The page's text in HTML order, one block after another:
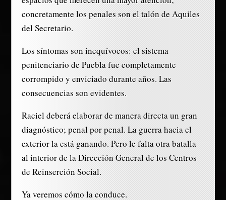
concretamente los penales son el talón de Aquiles
del Secretario.
Los síntomas son inequívocos: el sistema
penitenciario de Puebla fue completamente
corrompido y enviciado durante años. Las
consecuencias son evidentes.
Raciel deberá elaborar de manera directa un gran
diagnóstico; penal por penal. La guerra hacia el
exterior la está ganando. Pero le falta otra batalla
al interior de la Dirección General de los Centros
de Reinserción Social.
Ya veremos cómo la conduce.